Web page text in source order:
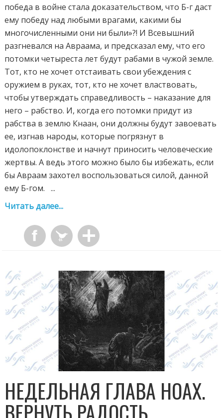
победа в войне стала доказательством, что Б-г даст
ему победу над любыми врагами, какими бы
многочисленными они ни были»?! И Всевышний
разгневался на Авраама, и предсказал ему, что его
потомки четыреста лет будут рабами в чужой земле.
Тот, кто не хочет отстаивать свои убеждения с
оружием в руках, тот, кто не хочет властвовать,
чтобы утверждать справедливость – наказание для
него – рабство. И, когда его потомки придут из
рабства в землю Кнаан, они должны будут завоевать
ее, изгнав народы, которые погрязнут в
идолопоклонстве и начнут приносить человеческие
жертвы. А ведь этого можно было бы избежать, если
бы Авраам захотел воспользоваться силой, данной
ему Б-гом. ...
Читать далее...
НЕДЕЛЬНАЯ ГЛАВА НОАХ.